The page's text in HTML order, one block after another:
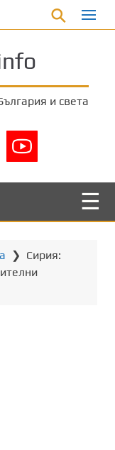
и света
❯ Сирия: